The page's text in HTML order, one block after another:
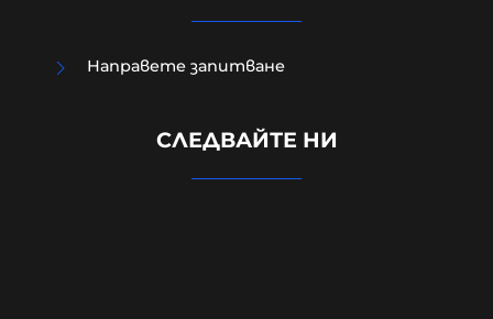
центъра на Лондон, задържана е
Направете запитване
СЛЕДВАЙТЕ НИ